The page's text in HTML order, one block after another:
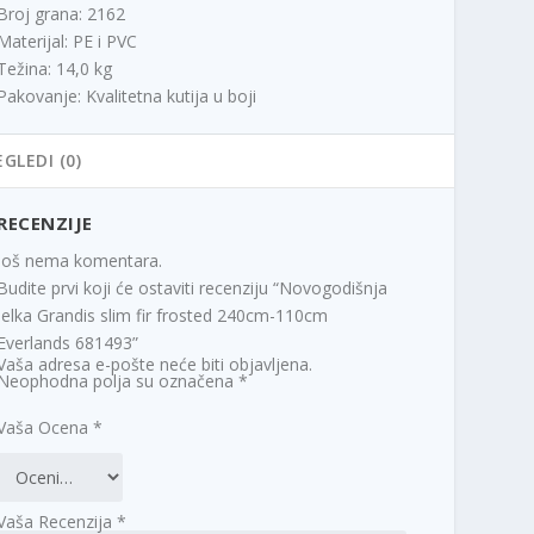
grana: 2162
PE i PVC
14,0 kg
Kvalitetna kutija u boji
(0)
nema komentara.
prvi koji će ostaviti recenziju “Novogodišnja
Grandis slim fir frosted 240cm-110cm
681493”
adresa e-pošte neće biti objavljena.
polja su označena*
Ocena*
Recenzija*